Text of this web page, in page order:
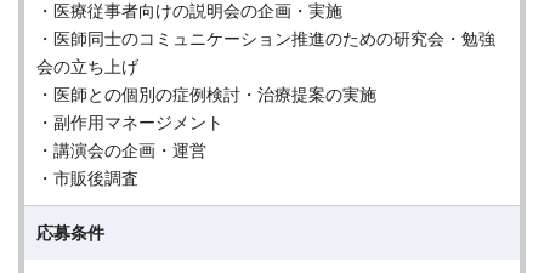
・医療従事者向けの説明会の企画・実施
・医師同士のコミュニケーション推進のための研究会・勉強
会の立ち上げ
・医師との個別の症例検討・治療提案の実施
・副作用マネージメント
・講演会の企画・運営
・市販後調査
応募条件